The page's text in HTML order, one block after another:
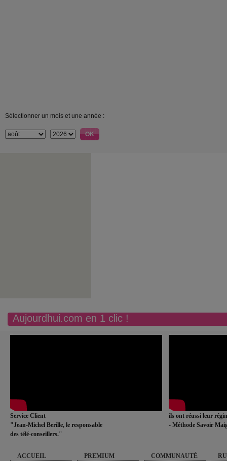
Sélectionner un mois et une année :
Aujourdhui.com en 1 clic !
Service Client
"Jean-Michel Berille, le responsable
des télé-conseillers."
ils ont réussi leur
- Méthode Savoir
ACCUEIL PREMIUM COMMUNAUTÉ